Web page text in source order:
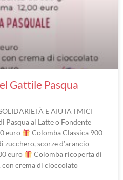
Gattile Pasqua
E AIUTA I MICI
Pasqua al Latte o Fondente
euro
Colomba Classica 900
zucchero, scorze d’arancio
euro
Colomba ricoperta di
crema di cioccolato